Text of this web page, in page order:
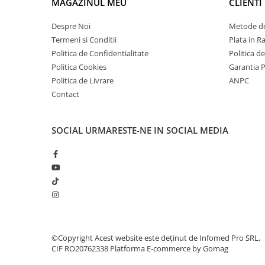
MAGAZINUL MEU
Despre Noi
Termeni si Conditii
Politica de Confidentialitate
Politica Cookies
Politica de Livrare
Contact
CLIENTI
Metode
Plata in
Politica
Garantia
ANPC
SOCIAL URMARESTE-NE IN SOCIAL MEDIA
©Copyright Acest website este deținut de Infomed Pro SRL,
CIF RO20762338 Platforma E-commerce by Gomag